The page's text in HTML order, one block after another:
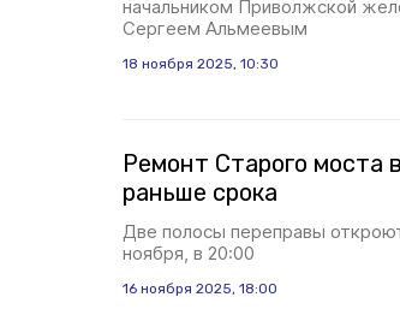
начальником Приволжской
Сергеем Альмеевым
18 ноября 2025, 10:30
Ремонт Старого моста
раньше срока
Две полосы переправы
ноября, в 20:00
16 ноября 2025, 18:00